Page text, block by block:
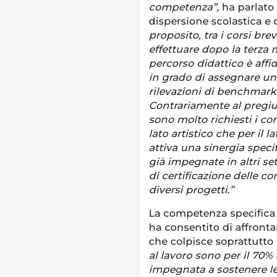
competenza”, ha parlato
dispersione scolastica e
proposito, tra i corsi
effettuare dopo la terza
percorso didattico è
in grado di assegnare
rilevazioni di
Contrariamente al
sono molto richiesti i
lato artistico che per il
attiva una sinergia
già impegnate in altri
di certificazione delle
diversi progetti.”
La competenza
ha consentito di
che colpisce soprattutto
al lavoro sono per il
impegnata a sostenere